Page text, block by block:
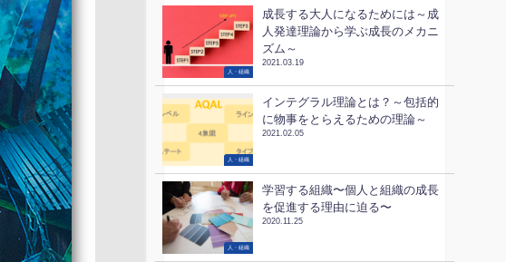
人・組織
成長する大人になるためには～成
人発達理論から学ぶ成長のメカニ
ズム～
2021.03.19
人・組織
インテグラル理論とは？～包括的
に物事をとらえるための理論～
2021.02.05
人・組織
学習する組織〜個人と組織の成長
を促進する理由に迫る〜
2020.11.25